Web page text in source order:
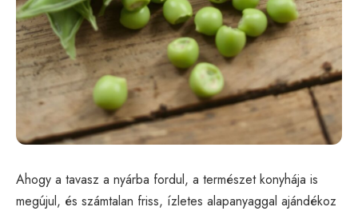
Ahogy a tavasz a nyárba fordul, a természet konyhája is
megújul, és számtalan friss, ízletes alapanyaggal ajándékoz